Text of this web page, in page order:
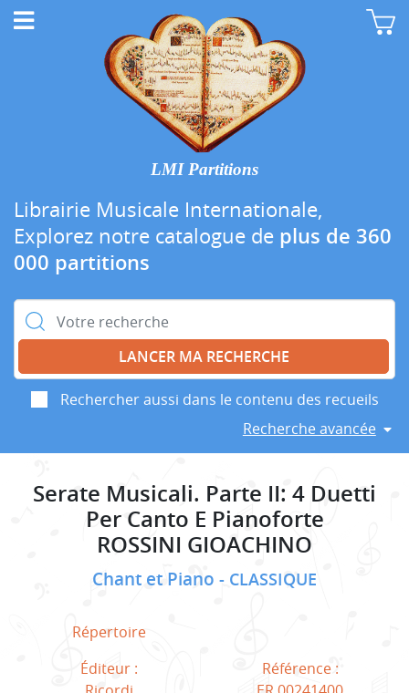
LMI Partitions
Librairie Musicale Internationale,
Explorez notre catalogue de plus de 360
000 partitions
Rechercher :
Rechercher aussi dans le contenu des recueils
Recherche avancée
Serate Musicali. Parte II: 4 Duetti
Per Canto E Pianoforte
ROSSINI GIOACHINO
Chant et Piano CLASSIQUE
Répertoire
Éditeur :
Référence :